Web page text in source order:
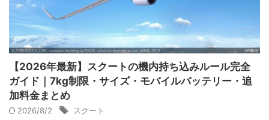
【2026年最新】スクートの機内持ち込みルール完全
ガイド｜7kg制限・サイズ・モバイルバッテリー・追
加料金まとめ
2026/8/2 スクート